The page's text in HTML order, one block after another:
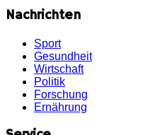
Nachrichten
Sport
Gesundheit
Wirtschaft
Politik
Forschung
Ernährung